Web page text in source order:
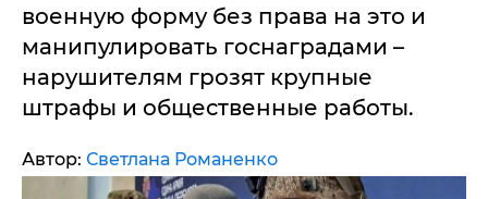
военную форму без права на это и
манипулировать госнаградами –
нарушителям грозят крупные
штрафы и общественные работы.
Автор: Светлана Романенко